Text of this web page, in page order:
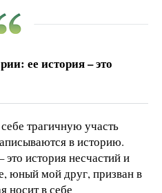
ее история – это
трагичную участь
в историю.
история несчастий и
юный мой друг, призван в
носит в себе